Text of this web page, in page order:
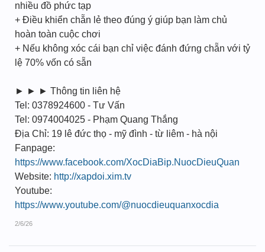
nhiều đồ phức tạp
+ Điều khiển chẵn lẻ theo đúng ý giúp bạn làm chủ
hoàn toàn cuộc chơi
+ Nếu không xóc cái bạn chỉ việc đánh đứng chẵn với tỷ
lệ 70% vốn có sẵn
► ► ► Thông tin liên hệ
Tel: 0378924600 - Tư Vấn
Tel: 0974004025 - Phạm Quang Thắng
Địa Chỉ: 19 lê đức thọ - mỹ đình - từ liêm - hà nội
Fanpage:
https://www.facebook.com/XocDiaBip.NuocDieuQuan
Website: http://xapdoi.xim.tv
Youtube:
https://www.youtube.com/@nuocdieuquanxocdia
2/6/26